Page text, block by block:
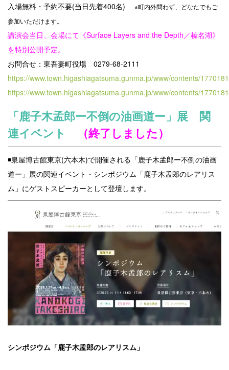
入場無料・予約不要(当日先着400名) ※町内外問わず、どなたでもご
参加いただけます。
講演会当日、会場にて《Surface Layers and the Depth／榛名湖》
を特別公開予定。
お問合せ：東吾妻町役場 0279-68-2111
https://www.town.higashiagatsuma.gunma.jp/www/contents/
https://www.town.higashiagatsuma.gunma.jp/www/contents/
「鹿子木孟郎ー不倒の油画道ー」展 関
連イベント
（終了しました）
◾️泉屋博古館東京(六本木)で開催される「鹿子木孟郎ー不倒の油画
道ー」展の関連イベント・シンポジウム「鹿子木孟郎のレアリス
ム」にゲストスピーカーとして登壇します。
シンポジウム 「鹿子木孟郎のレアリスム」